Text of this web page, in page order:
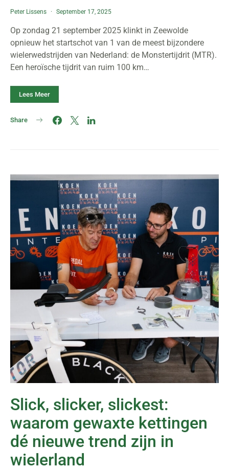
Peter Lissens September 17, 2025
Op zondag 21 september 2025 klinkt in Zeewolde
opnieuw het startschot van 1 van de meest bijzondere
wielerwedstrijden van Nederland: de Monstertijdrit (MTR).
Een heroïsche tijdrit van ruim 100 km…
Lees Meer
Share
Slick, slicker, slickest:
waarom gewaxte kettingen
dé nieuwe trend zijn in
wielerland